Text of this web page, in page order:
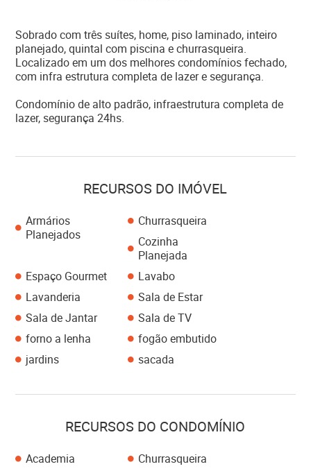
Sobrado com três suítes, home, piso laminado, inteiro
planejado, quintal com piscina e churrasqueira.
Localizado em um dos melhores condomínios fechado,
com infra estrutura completa de lazer e segurança.
Condomínio de alto padrão, infraestrutura completa de
RECURSOS DO IMÓVEL
Armários
Planejados
Churrasqueira
Cozinha
Planejada
Espaço Gourmet
Lavabo
Lavanderia
Sala de Estar
Sala de Jantar
Sala de TV
forno a lenha
fogão embutido
jardins
sacada
RECURSOS DO CONDOMÍNIO
Academia
Churrasqueira